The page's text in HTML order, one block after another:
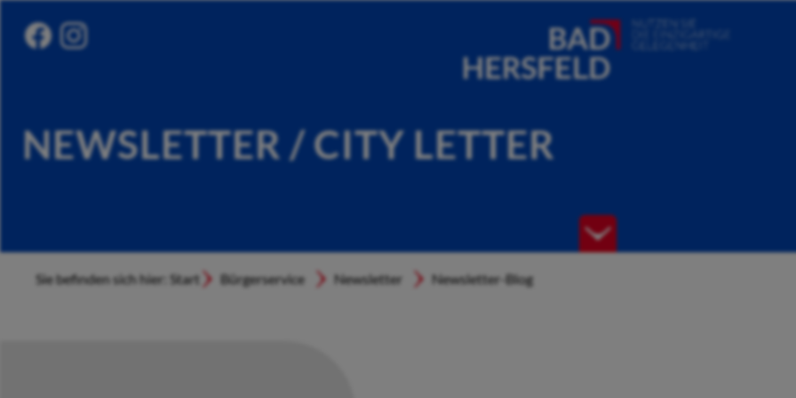
NEWSLETTER / CITY LETTER
Sie befinden sich hier: Start Bürgerservice Newsletter Newsletter-Blog